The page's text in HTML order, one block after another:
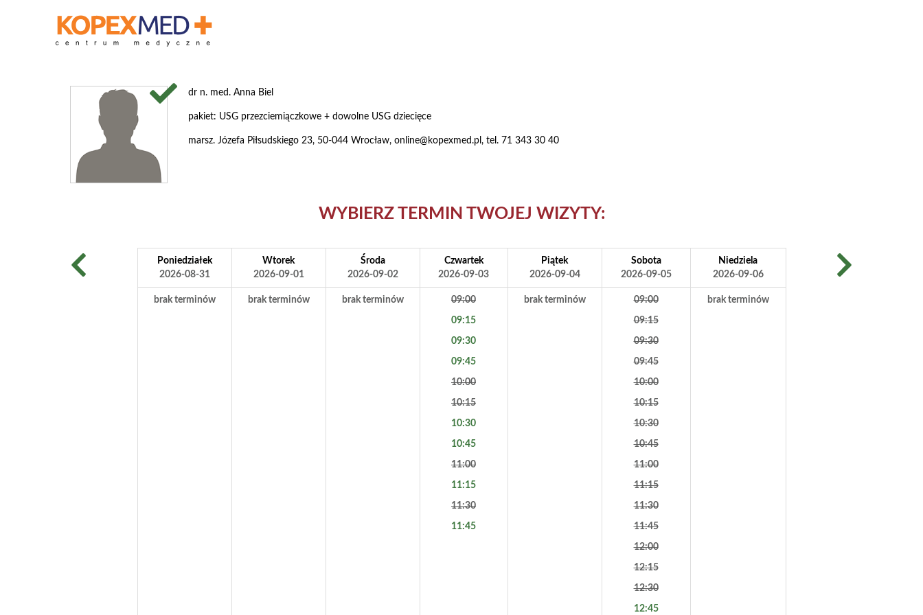
dr n. med. Anna Biel
pakiet: USG przezciemiączkowe + dowolne USG dziecięce
marsz. Józefa Piłsudskiego 23, 50-044 Wrocław, online@kopexmed.pl , tel. 71 343 30 40
WYBIERZ TERMIN TWOJEJ WIZYTY:
Poniedziałek
2026-08-31
Wtorek
2026-09-01
Środa
2026-09-02
Czwartek
2026-09-03
Piątek
2026-09-04
Sobota
2026-09-05
Niedziela
2026-09-06
brak terminów brak terminów brak terminów 09:00
09:15
09:30
09:45
10:00
10:15
10:30
10:45
11:00
11:15
11:30
11:45
brak terminów 09:00
09:15
09:30
09:45
10:00
10:15
10:30
10:45
11:00
11:15
11:30
11:45
12:00
12:15
12:30
12:45
brak terminów